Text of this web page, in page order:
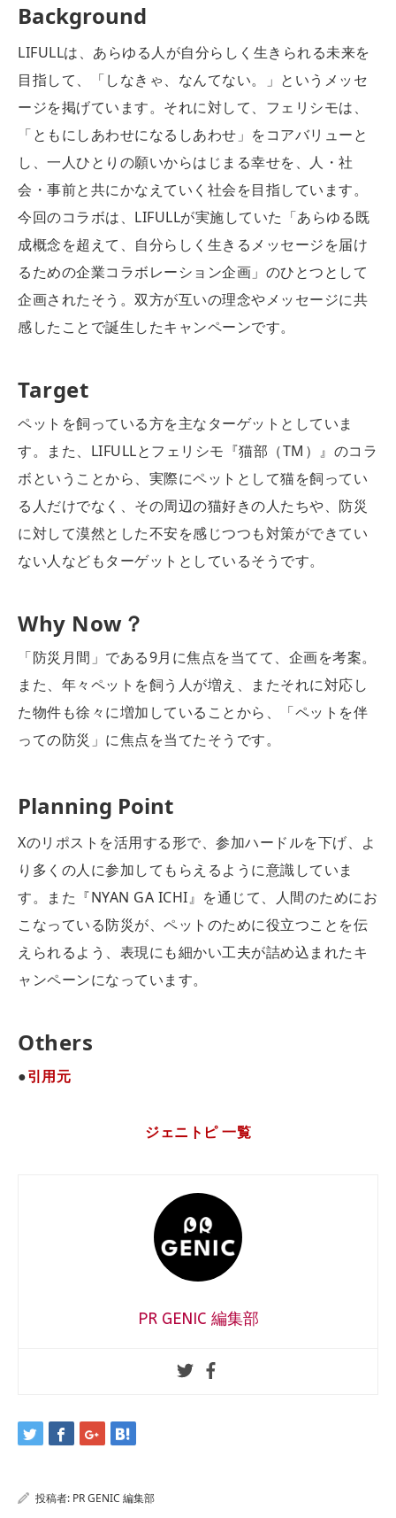
Background
LIFULLは、あらゆる人が自分らしく生きられる未来を
目指して、「しなきゃ、なんてない。」というメッセ
ージを掲げています。それに対して、フェリシモは、
「ともにしあわせになるしあわせ」をコアバリューと
し、一人ひとりの願いからはじまる幸せを、人・社
会・事前と共にかなえていく社会を目指しています。
今回のコラボは、LIFULLが実施していた「あらゆる既
成概念を超えて、自分らしく生きるメッセージを届け
るための企業コラボレーション企画」のひとつとして
企画されたそう。双方が互いの理念やメッセージに共
感したことで誕生したキャンペーンです。
Target
ペットを飼っている方を主なターゲットとしていま
す。また、LIFULLとフェリシモ『猫部（TM）』のコラ
ボということから、実際にペットとして猫を飼ってい
る人だけでなく、その周辺の猫好きの人たちや、防災
に対して漠然とした不安を感じつつも対策ができてい
ない人などもターゲットとしているそうです。
Why Now？
「防災月間」である9月に焦点を当てて、企画を考案。
また、年々ペットを飼う人が増え、またそれに対応し
た物件も徐々に増加していることから、「ペットを伴
っての防災」に焦点を当てたそうです。
Planning Point
Xのリポストを活用する形で、参加ハードルを下げ、よ
り多くの人に参加してもらえるように意識していま
す。また『NYAN GA ICHI』を通じて、人間のためにお
こなっている防災が、ペットのために役立つことを伝
えられるよう、表現にも細かい工夫が詰め込まれたキ
ャンペーンになっています。
Others
●引用元
ジェニトピ 一覧
PR GENIC 編集部
投稿者: PR GENIC 編集部